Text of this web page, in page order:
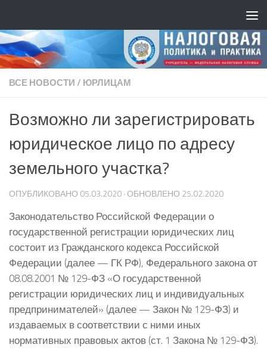
ВСЕ НОВОСТИ/ ЮРЛИЦАМ
Возможно ли зарегистрировать
юридическое лицо по адресу
земельного участка?
ОПУБЛИКОВАНО 05.03.2020· ОБНОВЛЕНО 25.02.2020
Законодательство Российской Федерации о
государственной регистрации юридических лиц
состоит из Гражданского кодекса Российской
Федерации (далее — ГК РФ), Федерального закона от
08.08.2001 № 129-ФЗ «О государственной
регистрации юридических лиц и индивидуальных
предпринимателей» (далее — Закон № 129-ФЗ) и
издаваемых в соответствии с ними иных
нормативных правовых актов (ст. 1 Закона № 129-ФЗ).